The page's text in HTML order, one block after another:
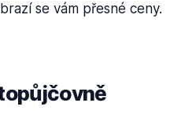
se vám přesné ceny.